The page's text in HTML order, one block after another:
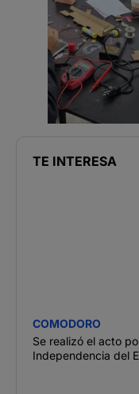
TE INTERESA
COMODORO
Se realizó el acto
Independencia del